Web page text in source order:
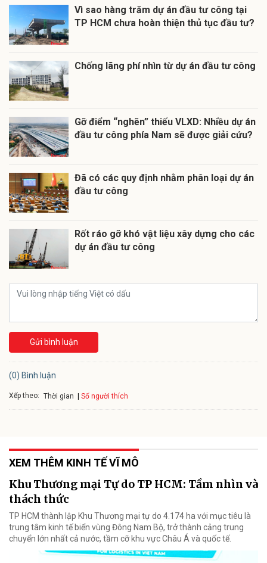
Vì sao hàng trăm dự án đầu tư công tại
TP HCM chưa hoàn thiện thủ tục đầu tư?
Chống lãng phí nhìn từ dự án đầu tư công
Gỡ điểm “nghẽn” thiếu VLXD: Nhiều dự án
đầu tư công phía Nam sẽ được giải cứu?
Đã có các quy định nhằm phân loại dự án
đầu tư công
Rốt ráo gỡ khó vật liệu xây dựng cho các
dự án đầu tư công
Gửi bình luận
(0) Bình luận
Xếp theo: Thời gian Số người thích
XEM THÊM KINH TẾ VĨ MÔ
Khu Thương mại Tự do TP HCM: Tầm nhìn và
thách thức
TP HCM thành lập Khu Thương mại tự do 4.174 ha với mục tiêu là
trung tâm kinh tế biển vùng Đông Nam Bộ, trở thành cảng trung
chuyển lớn nhất cả nước, tầm cỡ khu vực Châu Á và quốc tế.